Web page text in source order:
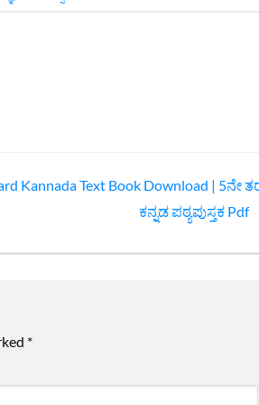
Kannada Text Book Download | 5ನೇ
ಕನ್ನಡ ಪಠ್ಯಪುಸ್ತಕ Pdf
*